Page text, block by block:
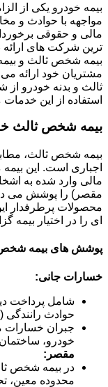
بیمه خودرو یکی از
مواجهه با حوادث و
مالی و حقوقی
ترین شرکت های ارائه
بیمه شخص ثالث و بیمه
مشتریان خود ارائه
ثالث و بدنه خودرو از
استفاده از این
بیمه شخص ثالث
بیمه شخص ثالث،
اجباری است. این
مالی وارد شده به
مقصر) را پوشش می
محصولات پرطرفدار
ای را در اختیار بیمه
پوشش های بیمه شخص
خسارات جانی:
شامل پرداخت
حوادث رانندگی
جبران خسارات
خودرو،
مقصر:
در بیمه شخص
محدوده معین،